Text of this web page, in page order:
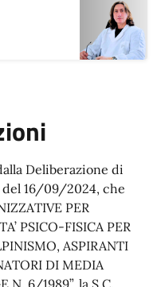
Deliberazione di
del 16/09/2024, che
PER
PSICO-FISICA PER
ASPIRANTI
DI MEDIA
N. 6/1989”, la S.C.